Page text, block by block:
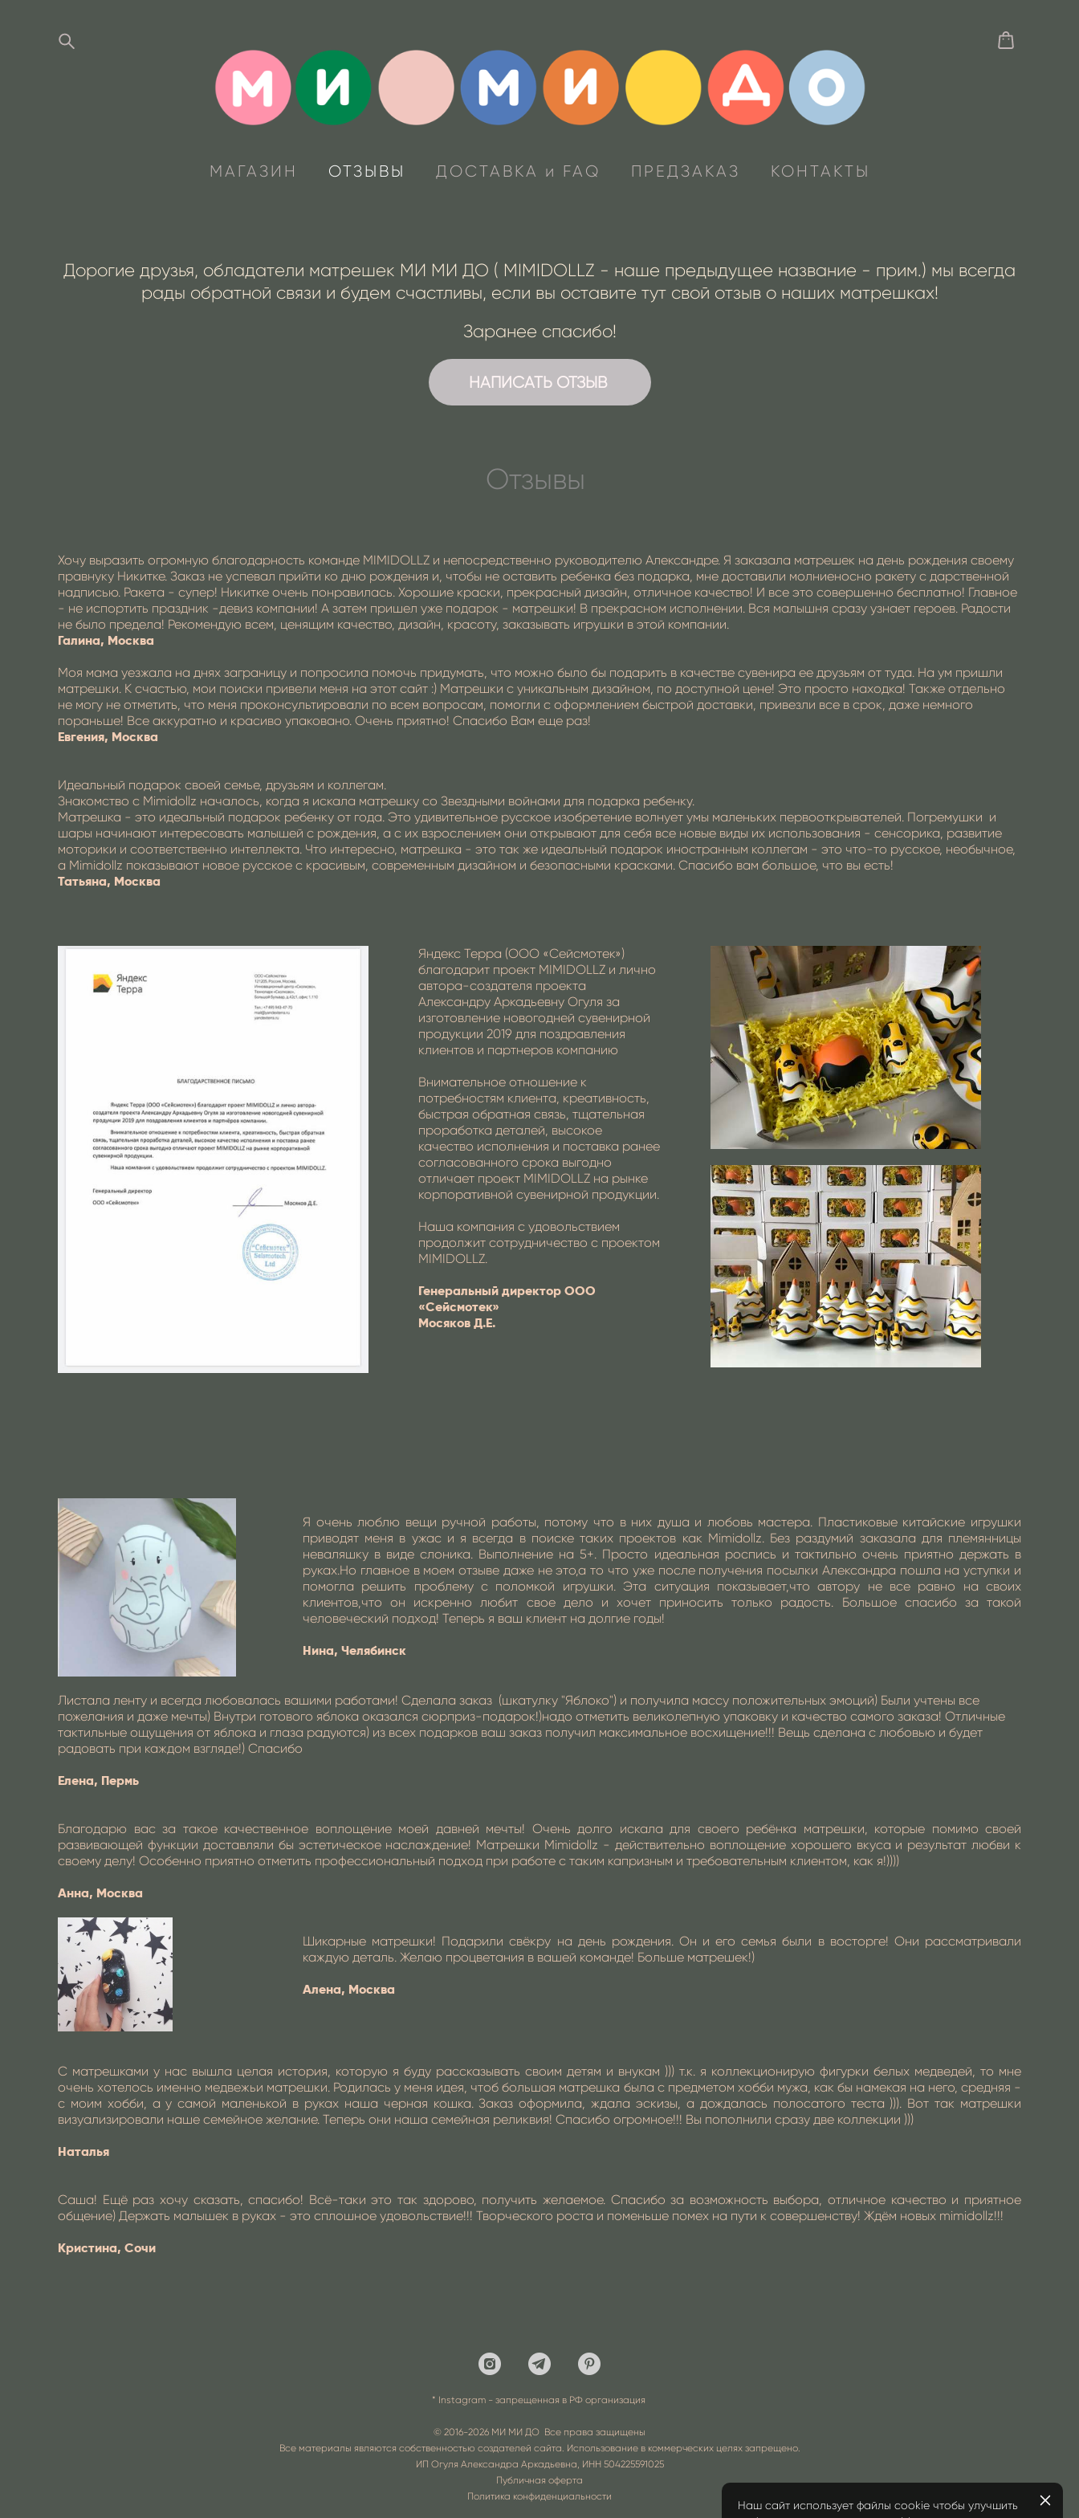
МАГАЗИН ОТЗЫВЫ ДОСТАВКА и FAQ ПРЕДЗАКАЗ КОНТАКТЫ
Дорогие друзья, обладатели матрешек МИ МИ ДО ( MIMIDOLLZ - наше предыдущее название - прим.) мы всегда
рады обратной связи и будем счастливы, если вы оставите тут свой отзыв о наших матрешках!
Заранее спасибо!
НАПИСАТЬ ОТЗЫВ
Отзывы
Хочу выразить огромную благодарность команде MIMIDOLLZ и непосредственно руководителю Александре. Я заказала матрешек на день рождения своему
правнуку Никитке. Заказ не успевал прийти ко дню рождения и, чтобы не оставить ребенка без подарка, мне доставили молниеносно ракету с дарственной
надписью. Ракета - супер! Никитке очень понравилась. Хорошие краски, прекрасный дизайн, отличное качество! И все это совершенно бесплатно! Главное
- не испортить праздник -девиз компании! А затем пришел уже подарок - матрешки! В прекрасном исполнении. Вся малышня сразу узнает героев. Радости
не было предела! Рекомендую всем, ценящим качество, дизайн, красоту, заказывать игрушки в этой компании.
Галина, Москва
Моя мама уезжала на днях заграницу и попросила помочь придумать, что можно было бы подарить в качестве сувенира ее друзьям от туда. На ум пришли
матрешки. К счастью, мои поиски привели меня на этот сайт :) Матрешки с уникальным дизайном, по доступной цене! Это просто находка! Также отдельно
не могу не отметить, что меня проконсультировали по всем вопросам, помогли с оформлением быстрой доставки, привезли все в срок, даже немного
пораньше! Все аккуратно и красиво упаковано. Очень приятно! Спасибо Вам еще раз!
Евгения, Москва
Идеальный подарок своей семье, друзьям и коллегам.
Знакомство с Mimidollz началось, когда я искала матрешку со Звездными войнами для подарка ребенку.
Матрешка - это идеальный подарок ребенку от года. Это удивительное русское изобретение волнует умы маленьких первооткрывателей. Погремушки и
шары начинают интересовать малышей с рождения, а с их взрослением они открывают для себя все новые виды их использования - сенсорика, развитие
моторики и соответственно интеллекта. Что интересно, матрешка - это так же идеальный подарок иностранным коллегам - это что-то русское, необычное,
а Mimidollz показывают новое русское с красивым, современным дизайном и безопасными красками. Спасибо вам большое, что вы есть!
Татьяна, Москва
Яндекс Терра (ООО «Сейсмотек»)
благодарит проект MIMIDOLLZ и лично
автора-создателя проекта
Александру Аркадьевну Огуля за
изготовление новогодней сувенирной
продукции 2019 для поздравления
клиентов и партнеров компанию
Внимательное отношение к
потребностям клиента, креативность,
быстрая обратная связь, тщательная
проработка деталей, высокое
качество исполнения и поставка ранее
согласованного срока выгодно
отличает проект MIMIDOLLZ на рынке
корпоративной сувенирной продукции.
Наша компания с удовольствием
продолжит сотрудничество с проектом
MIMIDOLLZ.
Генеральный директор ООО
«Сейсмотек»
Мосяков Д.Е.
Я очень люблю вещи ручной работы, потому что в них душа и любовь мастера. Пластиковые китайские игрушки
приводят меня в ужас и я всегда в поиске таких проектов как Mimidollz. Без раздумий заказала для племянницы
неваляшку в виде слоника. Выполнение на 5+. Просто идеальная роспись и тактильно очень приятно держать в
руках.Но главное в моем отзыве даже не это,а то что уже после получения посылки Александра пошла на уступки и
помогла решить проблему с поломкой игрушки. Эта ситуация показывает,что автору не все равно на своих
клиентов,что он искренно любит свое дело и хочет приносить только радость. Большое спасибо за такой
человеческий подход! Теперь я ваш клиент на долгие годы!
Нина, Челябинск
Листала ленту и всегда любовалась вашими работами! Сделала заказ (шкатулку "Яблоко") и получила массу положительных эмоций) Были учтены все
пожелания и даже мечты) Внутри готового яблока оказался сюрприз-подарок!)надо отметить великолепную упаковку и качество самого заказа! Отличные
тактильные ощущения от яблока и глаза радуются) из всех подарков ваш заказ получил максимальное восхищение!!! Вещь сделана с любовью и будет
радовать при каждом взгляде!) Спасибо
Елена, Пермь
Благодарю вас за такое качественное воплощение моей давней мечты! Очень долго искала для своего ребёнка матрешки, которые помимо своей
развивающей функции доставляли бы эстетическое наслаждение! Матрешки Mimidollz - действительно воплощение хорошего вкуса и результат любви к
своему делу! Особенно приятно отметить профессиональный подход при работе с таким капризным и требовательным клиентом, как я!))))
Анна, Москва
Шикарные матрешки! Подарили свёкру на день рождения. Он и его семья были в восторге! Они рассматривали
каждую деталь. Желаю процветания в вашей команде! Больше матрешек!)
Алена, Москва
С матрешками у нас вышла целая история, которую я буду рассказывать своим детям и внукам ))) т.к. я коллекционирую фигурки белых медведей, то мне
очень хотелось именно медвежьи матрешки. Родилась у меня идея, чтоб большая матрешка была с предметом хобби мужа, как бы намекая на него, средняя -
с моим хобби, а у самой маленькой в руках наша черная кошка. Заказ оформила, ждала эскизы, а дождалась полосатого теста ))). Вот так матрешки
визуализировали наше семейное желание. Теперь они наша семейная реликвия! Спасибо огромное!!! Вы пополнили сразу две коллекции )))
Наталья
Саша! Ещё раз хочу сказать, спасибо! Всё-таки это так здорово, получить желаемое. Спасибо за возможность выбора, отличное качество и приятное
общение) Держать малышек в руках - это сплошное удовольствие!!! Творческого роста и поменьше помех на пути к совершенству! Ждём новых mimidollz!!!
Кристина, Сочи
* Instagram - запрещенная в РФ организация
© 2016-2026 МИ МИ ДО Все права защищены
Все материалы являются собственностью создателей сайта. Использование в коммерческих целях запрещено.
ИП Огуля Александра Аркадьевна, ИНН 504225591025
Публичная оферта
Политика конфиденциальности
Наш сайт использует файлы cookie чтобы улучшить